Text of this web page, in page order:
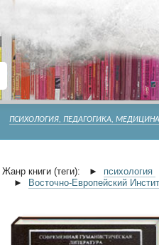
ПСИХОЛОГИЯ, ПЕДАГОГИКА, МЕДИЦИНА
Жанр книги (теги): ► психология
►
Восточно-Европейский